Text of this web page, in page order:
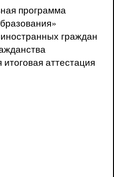
программа
граждан
аттестация